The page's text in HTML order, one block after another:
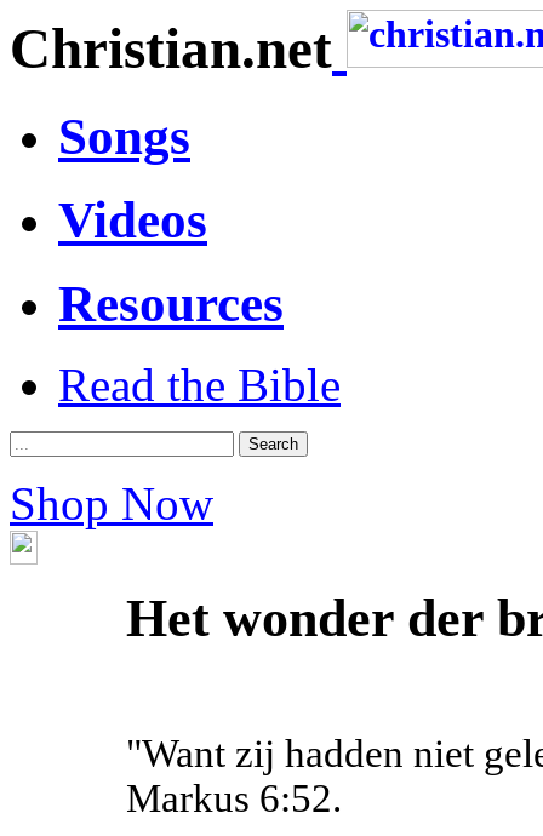
Christian.net
Songs
Videos
Resources
Read the Bible
Shop Now
Het wonder der
"Want zij hadden niet
Markus 6:52.